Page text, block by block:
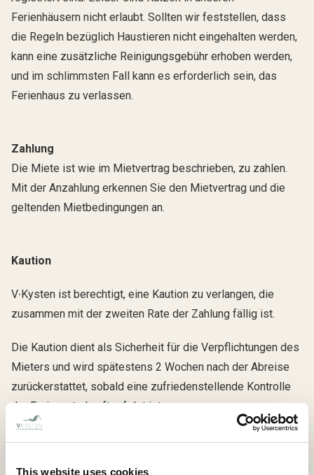
This website uses cookies
Ferienhäusern nicht erlaubt. Sollten wir feststellen, dass
die Regeln bezüglich Haustieren nicht eingehalten werden,
kann eine zusätzliche Reinigungsgebühr erhoben werden,
und im schlimmsten Fall kann es erforderlich sein, das
Ferienhaus zu verlassen.
Zahlung
Die Miete ist wie im Mietvertrag beschrieben, zu zahlen.
Mit der Anzahlung erkennen Sie den Mietvertrag und die
geltenden Mietbedingungen an.
Kaution
V∙Kysten ist berechtigt, eine Kaution zu verlangen, die
zusammen mit der zweiten Rate der Zahlung fällig ist.
Die Kaution dient als Sicherheit für die Verpflichtungen des
Mieters und wird spätestens 2 Wochen nach der Abreise
zurückerstattet, sobald eine zufriedenstellende Kontrolle
der Ferienunterkunft erfolgt ist.
Verbrauch von Strom, Wasser (sofern nicht im Voraus